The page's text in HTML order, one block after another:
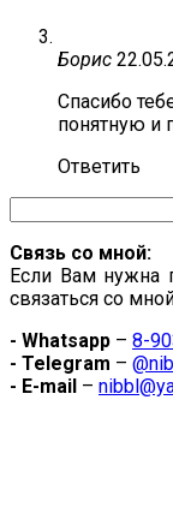
Борис
Спасибо
понятную и
Ответить
Связь со мной:
Если Вам нужна
связаться со
- Whatsapp – 8-
- Telegram –
- E-mail –